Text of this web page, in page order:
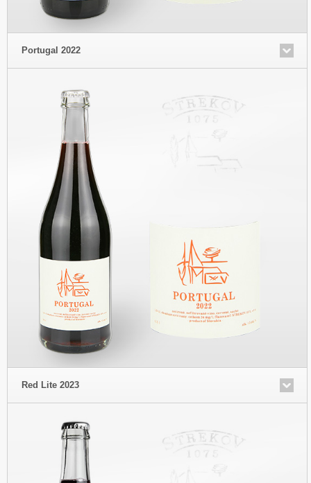
Portugal 2022
Red Lite 2023